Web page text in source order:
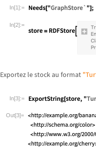
In[1]:=
In[2]:=
Exportez le stock au format
In[3]:=
Out[3]=